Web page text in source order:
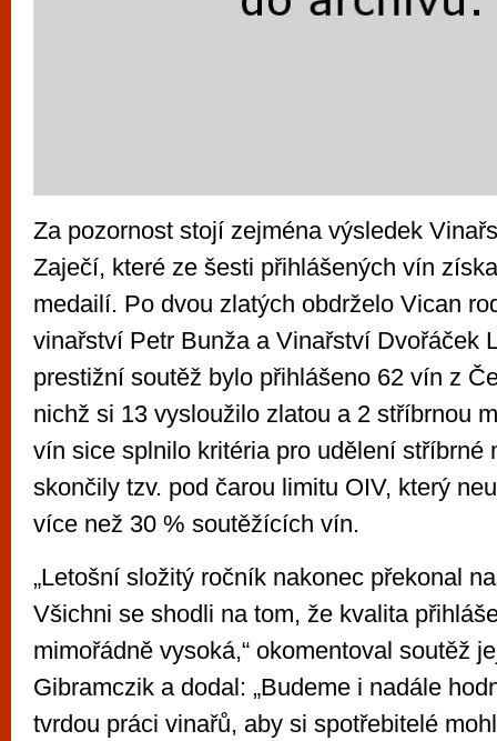
Za pozornost stojí zejména výsledek
Zaječí, které ze šesti přihlášených vín
medailí. Po dvou zlatých obdrželo Vican
vinařství Petr Bunža a Vinařství Dvořáček
prestižní soutěž bylo přihlášeno 62 vín z
nichž si 13 vysloužilo zlatou a 2 stříbrnou
vín sice splnilo kritéria pro udělení stříbrné
skončily tzv. pod čarou limitu OIV, který
více než 30 % soutěžících vín.
„Letošní složitý ročník nakonec překonal
Všichni se shodli na tom, že kvalita
mimořádně vysoká,“ okomentoval soutěž
Gibramczik a dodal: „Budeme i nadále
tvrdou práci vinařů, aby si spotřebitelé